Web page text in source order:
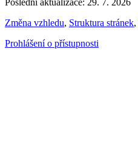
Změna vzhledu, Struktura stránek,
Prohlášení o přístupnosti